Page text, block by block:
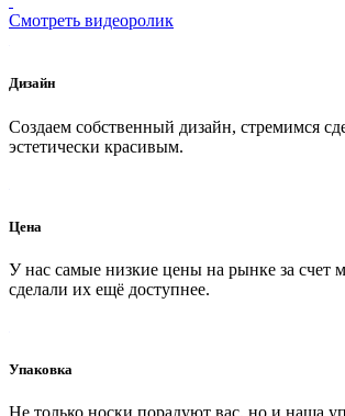
Смотреть видеоролик
Дизайн
Создаем собственный дизайн, стремимся
эстетически красивым.
Цена
У нас самые низкие цены на рынке за счет
сделали их ещё доступнее.
Упаковка